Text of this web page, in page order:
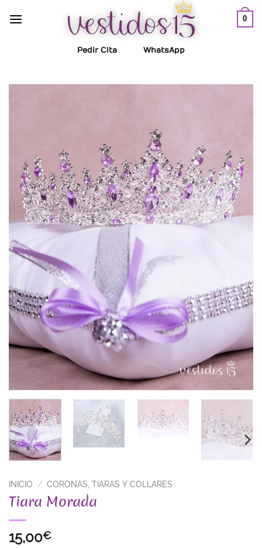
0
Pedir Cita WhatsApp
INICIO / CORONAS, TIARAS Y COLLARES
Tiara Morada
15,00€